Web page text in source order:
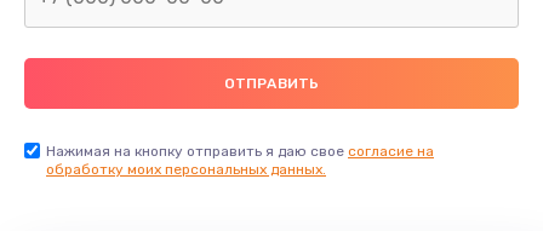
Заказать
Нажимая на кнопку отправить я даю свое согласие на
обработку моих персональных данных.